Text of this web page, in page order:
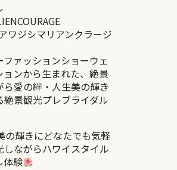
ワジシマリアンクラージ
ァッションショーウェ
ョンから生まれた、絶景
愛の絆・人生美の輝き
景観光プレブライダル
の輝きにどなたでも気軽
しながらハワイスタイル
体験